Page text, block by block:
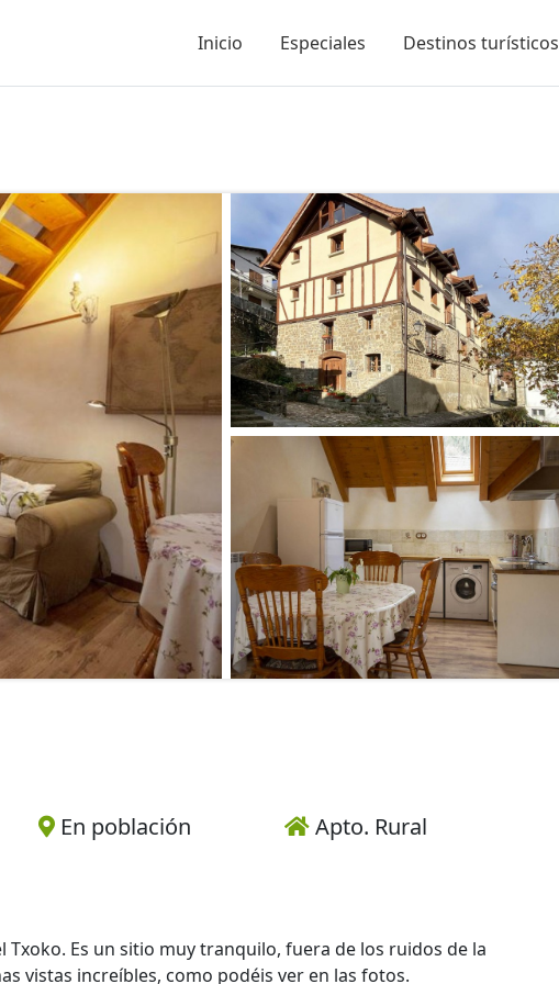
Inicio Especiales Destinos turísticos
En población Apto. Rural
Es un sitio muy tranquilo, fuera de los ruidos de la
vistas increíbles, como podéis ver en las fotos.